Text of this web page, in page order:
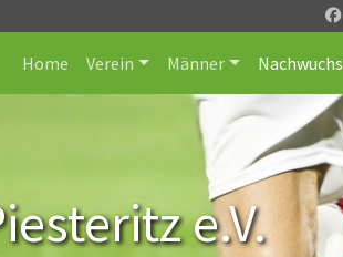
Home Verein Männer Nachwuchs
e.V.